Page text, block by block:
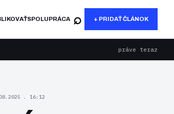
SPOLUPRÁCA ⌕ + PRIDAŤ ČLÁNOK
práve teraz
. 16:12